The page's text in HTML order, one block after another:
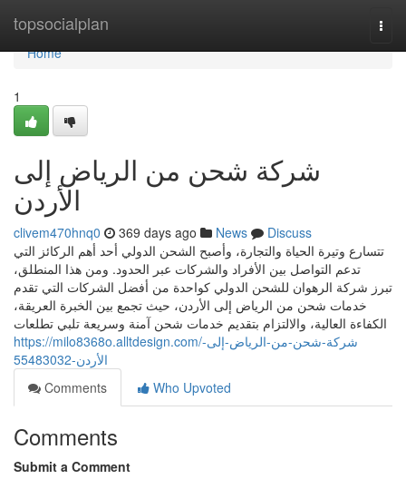
topsocialplan
Home
Home
1
شركة شحن من الرياض إلى
الأردن
clivem470hnq0 369 days ago News
Discuss
تتسارع وتيرة الحياة والتجارة، وأصبح الشحن الدولي أحد أهم الركائز التي
تدعم التواصل بين الأفراد والشركات عبر الحدود. ومن هذا المنطلق،
تبرز شركة الرهوان للشحن الدولي كواحدة من أفضل الشركات التي تقدم
خدمات شحن من الرياض إلى الأردن، حيث تجمع بين الخبرة العريقة،
الكفاءة العالية، والالتزام بتقديم خدمات شحن آمنة وسريعة تلبي تطلعات
https://milo8368o.alltdesign.com/شركة-شحن-من-الرياض-إلى-
الأردن-55483032
Comments
Who Upvoted
Comments
Submit a Comment